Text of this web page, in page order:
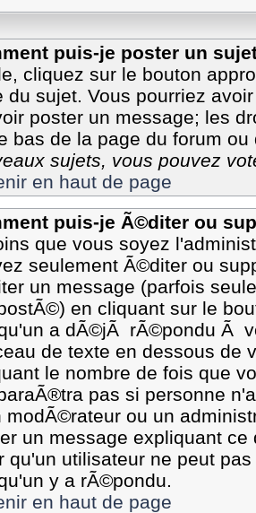
puis-je poster un
cliquez sur le bouton
du sujet. Vous pourriez
poster un message; les
bas de la page du forum
sujets, vous pouvez
en haut de page
puis-je Ã©diter ou
que vous soyez
seulement Ã©diter ou
un message (parfois
en cliquant sur le
a dÃ©jÃ rÃ©pondu Ã
de texte en dessous de
le nombre de fois que
pas si personne
modÃ©rateur ou un
un message expliquant
qu'un utilisateur ne peut
y a rÃ©pondu.
en haut de page